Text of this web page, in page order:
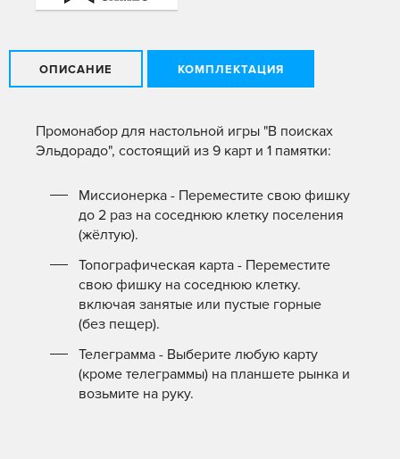
ОПИСАНИЕ КОМПЛЕКТАЦИЯ
Промонабор для настольной игры "В поисках
Эльдорадо", состоящий из 9 карт и 1 памятки:
Миссионерка - Переместите свою фишку
до 2 раз на соседнюю клетку поселения
(жёлтую).
Топографическая карта - Переместите
свою фишку на соседнюю клетку.
включая занятые или пустые горные
(без пещер).
Телеграмма - Выберите любую карту
(кроме телеграммы) на планшете рынка и
возьмите на руку.